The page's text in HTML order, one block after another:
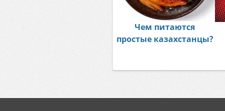
Чем питаются
простые казахстанцы?